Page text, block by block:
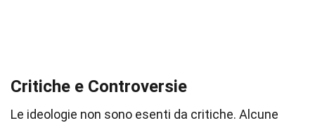
Critiche e Controversie
Le ideologie non sono esenti da critiche. Alcune